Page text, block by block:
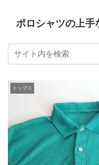
ポロシャツの上手
トップス